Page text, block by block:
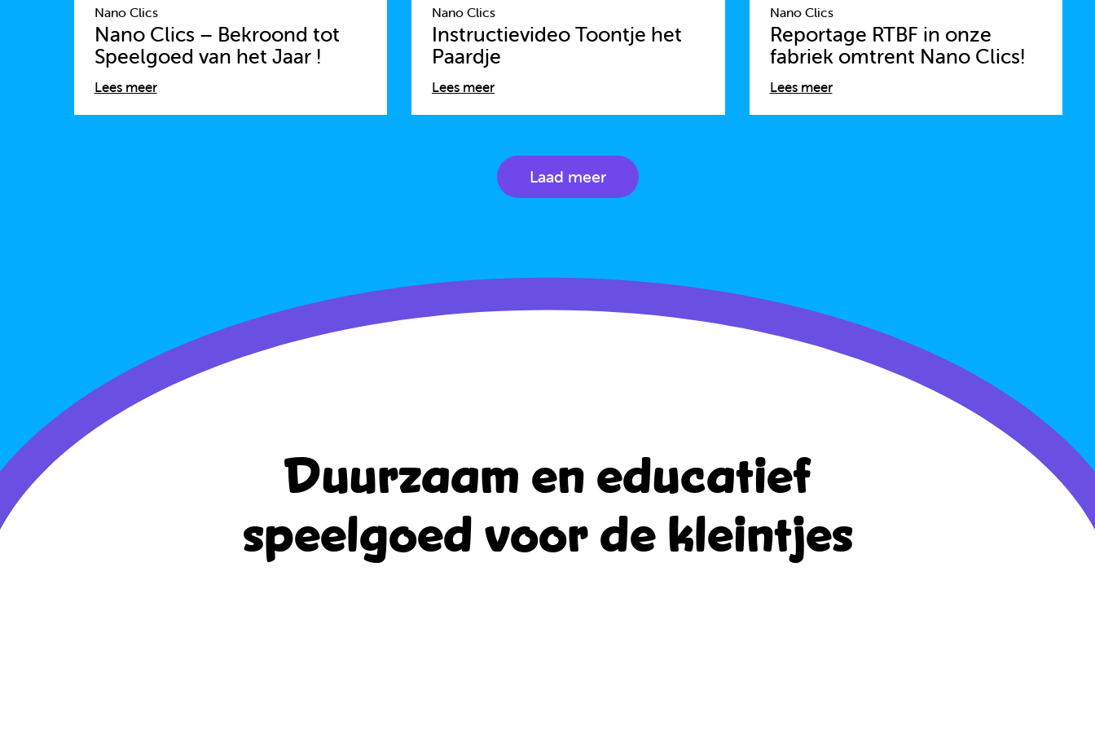
Nano Clics
Nano Clics – Bekroond tot
Speelgoed van het Jaar !
Lees meer
Nano Clics
Instructievideo Toontje het
Paardje
Lees meer
Nano Clics
Reportage RTBF in onze
fabriek omtrent Nano Clics!
Lees meer
Laad meer
Duurzaam en educatief
speelgoed voor de kleintjes